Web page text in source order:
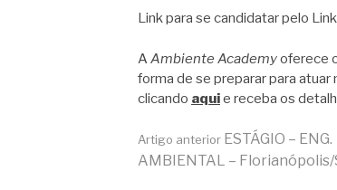
Link para se candidatar pelo
AAmbiente Academyoferece
forma de se preparar para
clicando aquie receba os
Artigo anterior ESTÁGIO – ENG.
AMBIENTAL – Florianópolis/